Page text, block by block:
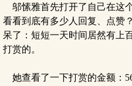
邬愫雅首先打开了自己在这
看看到底有多少人回复、点赞
呆了：短短一天时间居然有上
打赏的。
她查看了一下打赏的金额：